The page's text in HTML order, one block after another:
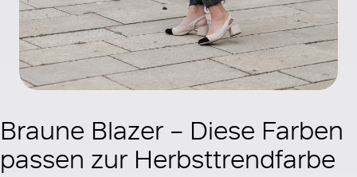
Braune Blazer – Diese Farben
passen zur Herbsttrendfarbe